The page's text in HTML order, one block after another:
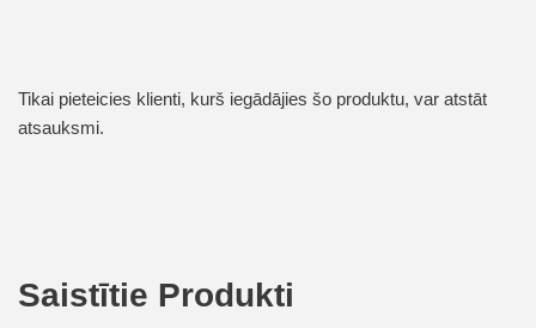
Tikai pieteicies klienti, kurš iegādājies šo produktu, var atstāt
atsauksmi.
Saistītie Produkti